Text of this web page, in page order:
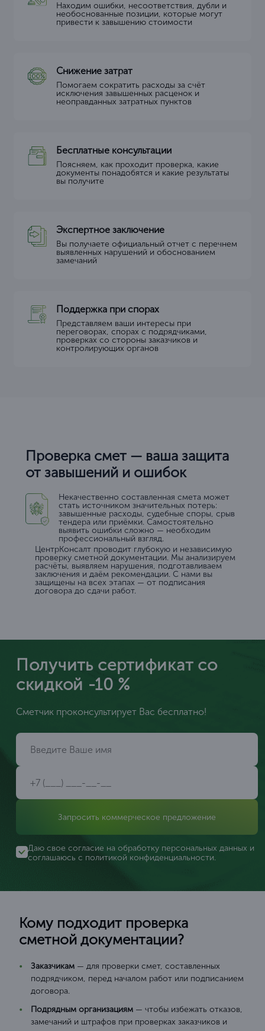
Находим ошибки, несоответствия, дубли и
необоснованные позиции, которые могут
привести к завышению стоимости
Снижение затрат
Помогаем сократить расходы за счёт
исключения завышенных расценок и
неоправданных затратных пунктов
Бесплатные консультации
Поясняем, как проходит проверка, какие
документы понадобятся и какие результаты
вы получите
Экспертное заключение
Вы получаете официальный отчет с перечнем
выявленных нарушений и обоснованием
замечаний
Поддержка при спорах
Представляем ваши интересы при
переговорах, спорах с подрядчиками,
проверках со стороны заказчиков и
контролирующих органов
Проверка смет — ваша защита
от завышений и ошибок
Некачественно составленная смета может
стать источником значительных потерь:
завышенные расходы, судебные споры, срыв
тендера или приёмки. Самостоятельно
выявить ошибки сложно — необходим
профессиональный взгляд.
ЦентрКонсалт проводит глубокую и независимую
проверку сметной документации. Мы анализируем
расчёты, выявляем нарушения, подготавливаем
заключения и даём рекомендации. С нами вы
защищены на всех этапах — от подписания
договора до сдачи работ.
Получить сертификат со
скидкой -10 %
Сметчик проконсультирует Вас бесплатно!
Запросить коммерческое предложение
Даю свое согласие на обработку персональных данных и
соглашаюсь с политикой конфиденциальности.
Кому подходит проверка
сметной документации?
Заказчикам — для проверки смет, составленных
подрядчиком, перед началом работ или подписанием
договора.
Подрядным организациям — чтобы избежать отказов,
замечаний и штрафов при проверках заказчиков и